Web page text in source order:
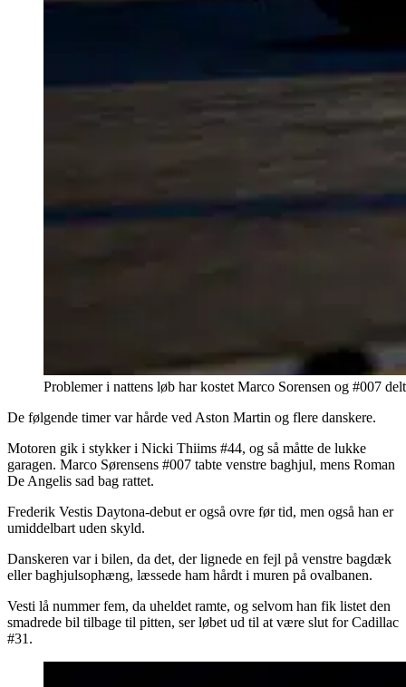
Problemer i nattens løb har kostet Marco Sorensen og #007
De følgende timer var hårde ved Aston Martin og flere danskere.
Motoren gik i stykker i Nicki Thiims #44, og så måtte de lukke
garagen. Marco Sørensens #007 tabte venstre baghjul, mens Roman
De Angelis sad bag rattet.
Frederik Vestis Daytona-debut er også ovre før tid, men også han er
umiddelbart uden skyld.
Danskeren var i bilen, da det, der lignede en fejl på venstre bagdæk
eller baghjulsophæng, læssede ham hårdt i muren på ovalbanen.
Vesti lå nummer fem, da uheldet ramte, og selvom han fik listet den
smadrede bil tilbage til pitten, ser løbet ud til at være slut for Cadillac
#31.